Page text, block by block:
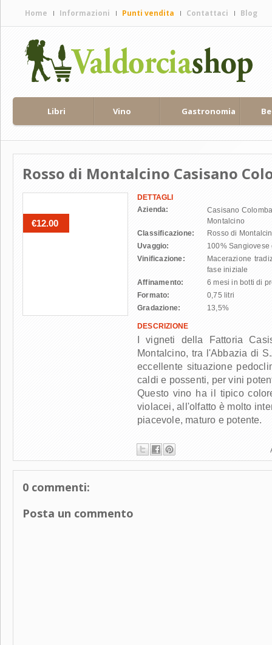
Home Informazioni Punti vendita Contattaci Blog
Home page Filosofia Contattaci
Aziende
Val d'Orcia, il territorio
Brunello di Montalcino
Libri Vino Gastronomia
Rosso di Montalcino Casisano
€12.00
DETTAGLI
Azienda:
Casisano
Montalcino
Classificazione:
Rosso di
Uvaggio:
100% Sangiovese
Vinificazione:
Macerazione
fase iniziale
Affinamento:
6 mesi in botti di
Formato:
0,75 litri
Gradazione:
13,5%
DESCRIZIONE
I vigneti della Fattoria
Montalcino, tra l'Abbazia di
eccellente situazione
caldi e possenti, per vini
Questo vino ha il tipico
violacei, all'olfatto è molto
piacevole, maturo e potente.
0 commenti:
Posta un commento